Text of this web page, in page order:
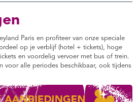
Paris en profiteer van onze speciale
op je verblijf (hotel + tickets), hoge
en voordelig vervoer met bus of trein.
voor alle periodes beschikbaar, ook tijdens